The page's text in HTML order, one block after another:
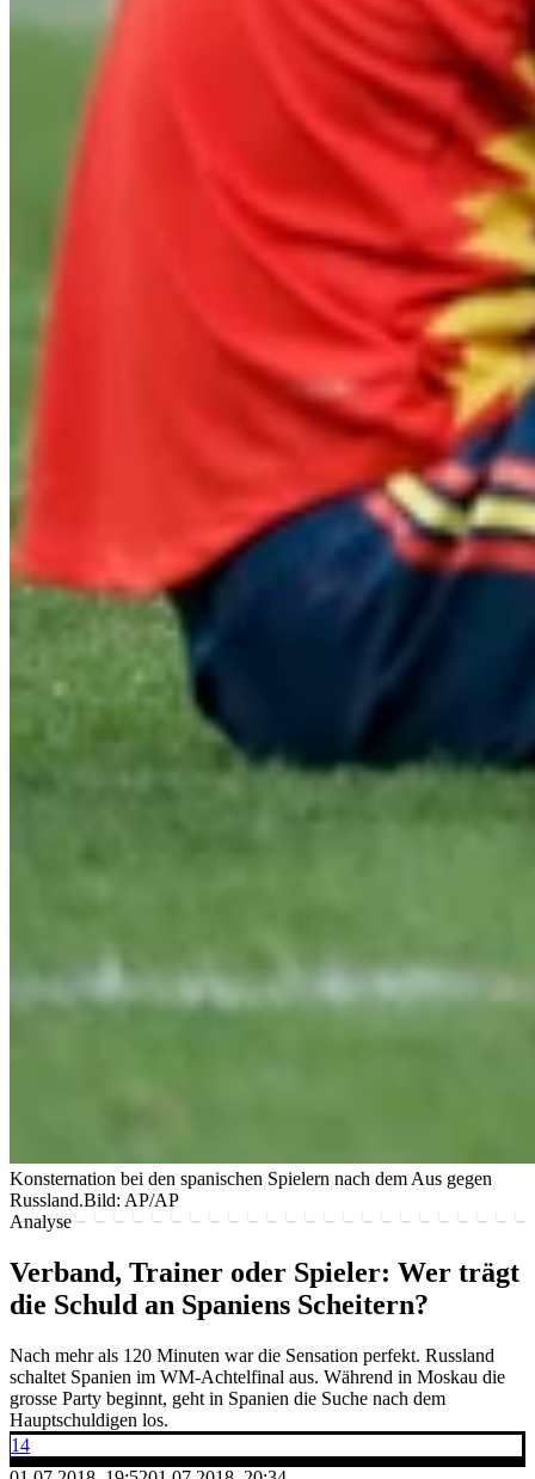
Konsternation bei den spanischen Spielern nach dem Aus gegen
Russland.Bild: AP/AP
Analyse
Verband, Trainer oder Spieler: Wer trägt
die Schuld an Spaniens Scheitern?
Nach mehr als 120 Minuten war die Sensation perfekt. Russland
schaltet Spanien im WM-Achtelfinal aus. Während in Moskau die
grosse Party beginnt, geht in Spanien die Suche nach dem
Hauptschuldigen los.
14